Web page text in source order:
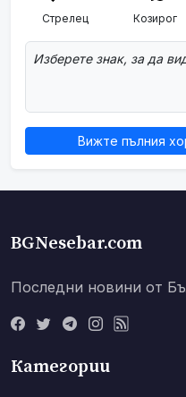
Стрелец Козирог
Изберете знак, за да
Вижте пълния
BGNesebar.com
Последни новини от
Категории